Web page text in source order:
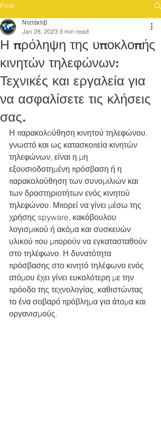
Post
Η πρόληψη της υποκλοπής
κινητών τηλεφώνων:
Τεχνικές και εργαλεία για
να ασφαλίσετε τις κλήσεις
σας.
Ντετέκτιβ
Jan 28, 2023 3 min read
Η παρακολoύθηση κινητού τηλεφώνου,
γνωστό και ως κατασκοπεία κινητών
τηλεφώνων, είναι η μη
εξουσιοδοτημένη πρόσβαση ή η
παρακολούθηση των συνομιλιών και
των δραστηριοτήτων ενός κινητού
τηλεφώνου. Μπορεί να γίνει μέσω της
χρήσης spyware, κακόβουλου
λογισμικού ή ακόμα και συσκευών
υλικού που μπορούν να εγκατασταθούν
στο τηλέφωνο. Η δυνατότητα
πρόσβασης στο κινητό τηλέφωνο ενός
ατόμου έχει γίνει ευκολότερη με την
πρόοδο της τεχνολογίας, καθιστώντας
το ένα σοβαρό πρόβλημα για άτομα και
οργανισμούς.